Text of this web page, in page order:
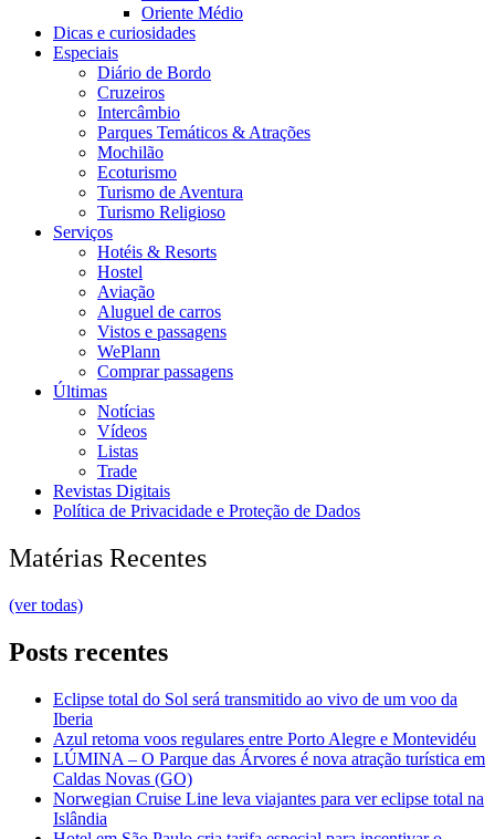
Oriente Médio
Dicas e curiosidades
Especiais
Diário de Bordo
Cruzeiros
Intercâmbio
Parques Temáticos & Atrações
Mochilão
Ecoturismo
Turismo de Aventura
Turismo Religioso
Serviços
Hotéis & Resorts
Hostel
Aviação
Aluguel de carros
Vistos e passagens
WePlann
Comprar passagens
Últimas
Notícias
Vídeos
Listas
Trade
Revistas Digitais
Política de Privacidade e Proteção de Dados
Matérias Recentes
(ver todas)
Posts recentes
Eclipse total do Sol será transmitido ao vivo de um voo da
Iberia
Azul retoma voos regulares entre Porto Alegre e Montevidéu
LÚMINA – O Parque das Árvores é nova atração turística em
Caldas Novas (GO)
Norwegian Cruise Line leva viajantes para ver eclipse total na
Islândia